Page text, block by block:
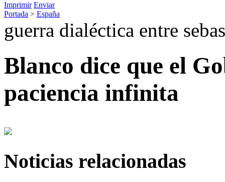
Imprimir Enviar
Portada > España
guerra dialéctica entre
Blanco dice que el
paciencia infinita
Noticias relacionadas